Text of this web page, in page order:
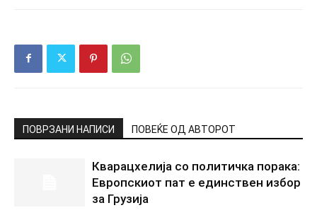
ПОВРЗАНИ НАПИСИ ПОВЕЌЕ ОД АВТОРОТ
Кварацхелија со политичка порака:
Европскиот пат е единствен избор
за Грузија